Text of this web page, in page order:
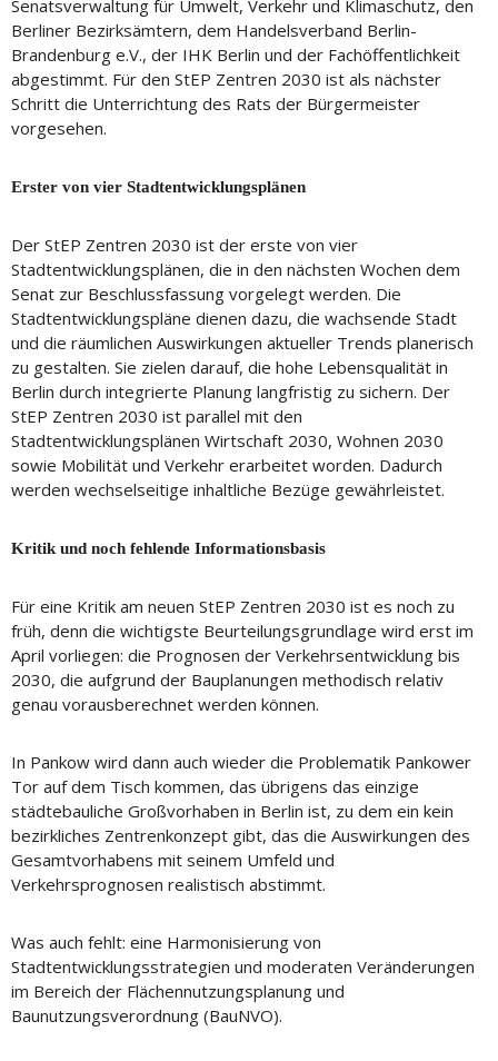
Senatsverwaltung für Umwelt, Verkehr und Klimaschutz, den
Berliner Bezirksämtern, dem Handelsverband Berlin-
Brandenburg e.V., der IHK Berlin und der Fachöffentlichkeit
abgestimmt. Für den StEP Zentren 2030 ist als nächster
Schritt die Unterrichtung des Rats der Bürgermeister
vorgesehen.
Erster von vier Stadtentwicklungsplänen
Der StEP Zentren 2030 ist der erste von vier
Stadtentwicklungsplänen, die in den nächsten Wochen dem
Senat zur Beschlussfassung vorgelegt werden. Die
Stadtentwicklungspläne dienen dazu, die wachsende Stadt
und die räumlichen Auswirkungen aktueller Trends planerisch
zu gestalten. Sie zielen darauf, die hohe Lebensqualität in
Berlin durch integrierte Planung langfristig zu sichern. Der
StEP Zentren 2030 ist parallel mit den
Stadtentwicklungsplänen Wirtschaft 2030, Wohnen 2030
sowie Mobilität und Verkehr erarbeitet worden. Dadurch
werden wechselseitige inhaltliche Bezüge gewährleistet.
Kritik und noch fehlende Informationsbasis
Für eine Kritik am neuen StEP Zentren 2030 ist es noch zu
früh, denn die wichtigste Beurteilungsgrundlage wird erst im
April vorliegen: die Prognosen der Verkehrsentwicklung bis
2030, die aufgrund der Bauplanungen methodisch relativ
genau vorausberechnet werden können.
In Pankow wird dann auch wieder die Problematik Pankower
Tor auf dem Tisch kommen, das übrigens das einzige
städtebauliche Großvorhaben in Berlin ist, zu dem ein kein
bezirkliches Zentrenkonzept gibt, das die Auswirkungen des
Gesamtvorhabens mit seinem Umfeld und
Verkehrsprognosen realistisch abstimmt.
Was auch fehlt: eine Harmonisierung von
Stadtentwicklungsstrategien und moderaten Veränderungen
im Bereich der Flächennutzungsplanung und
Baunutzungsverordnung (BauNVO).